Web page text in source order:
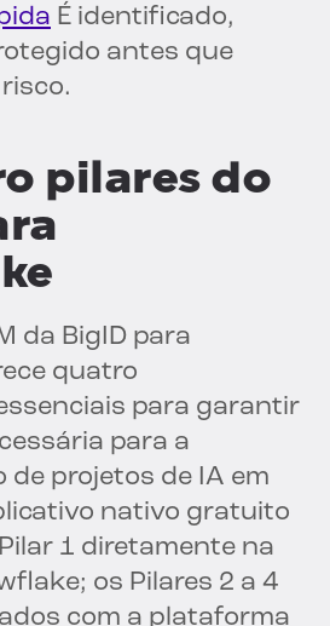
É identificado,
antes que
pilares do
da BigID para
quatro
para garantir
para a
de projetos de IA em
nativo gratuito
1 diretamente na
os Pilares 2 a 4
com a plataforma